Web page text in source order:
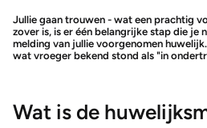
Jullie gaan trouwen - wat een prachtig
zover is, is er één belangrijke stap die je
melding van jullie voorgenomen
wat vroeger bekend stond als "in
Wat is de